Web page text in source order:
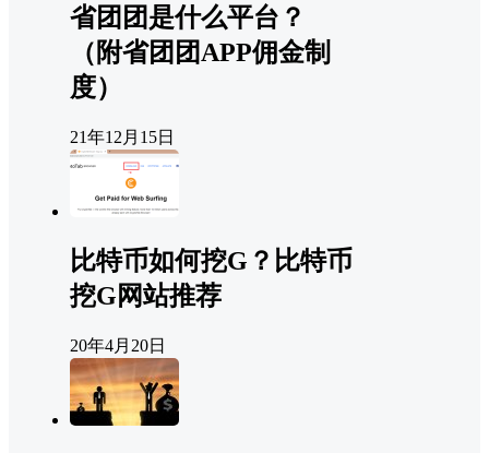
省团团是什么平台？
（附省团团APP佣金制
度）
21年12月15日
比特币如何挖G？比特币
挖G网站推荐
20年4月20日